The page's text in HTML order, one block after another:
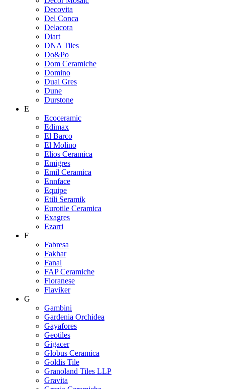
Decovita
Del Conca
Delacora
Diart
DNA Tiles
Do&Po
Dom Ceramiche
Domino
Dual Gres
Dune
Durstone
E
Ecoceramic
Edimax
El Barco
El Molino
Elios Ceramica
Emigres
Emil Ceramica
Ennface
Equipe
Etili Seramik
Eurotile Ceramica
Exagres
Ezarri
F
Fabresa
Fakhar
Fanal
FAP Ceramiche
Fioranese
Flaviker
G
Gambini
Gardenia Orchidea
Gayafores
Geotiles
Gigacer
Globus Ceramica
Goldis Tile
Granoland Tiles LLP
Gravita